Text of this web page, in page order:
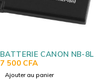
BATTERIE CANON NB-8L
7 500 CFA
Ajouter au panier